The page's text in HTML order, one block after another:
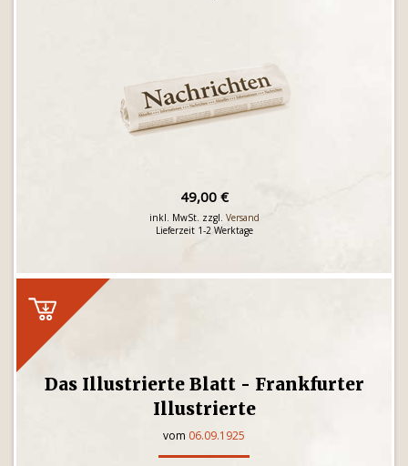
49,00 €
inkl. MwSt. zzgl. Versand
Lieferzeit 1-2 Werktage
Das Illustrierte Blatt - Frankfurter
Illustrierte
vom 06.09.1925